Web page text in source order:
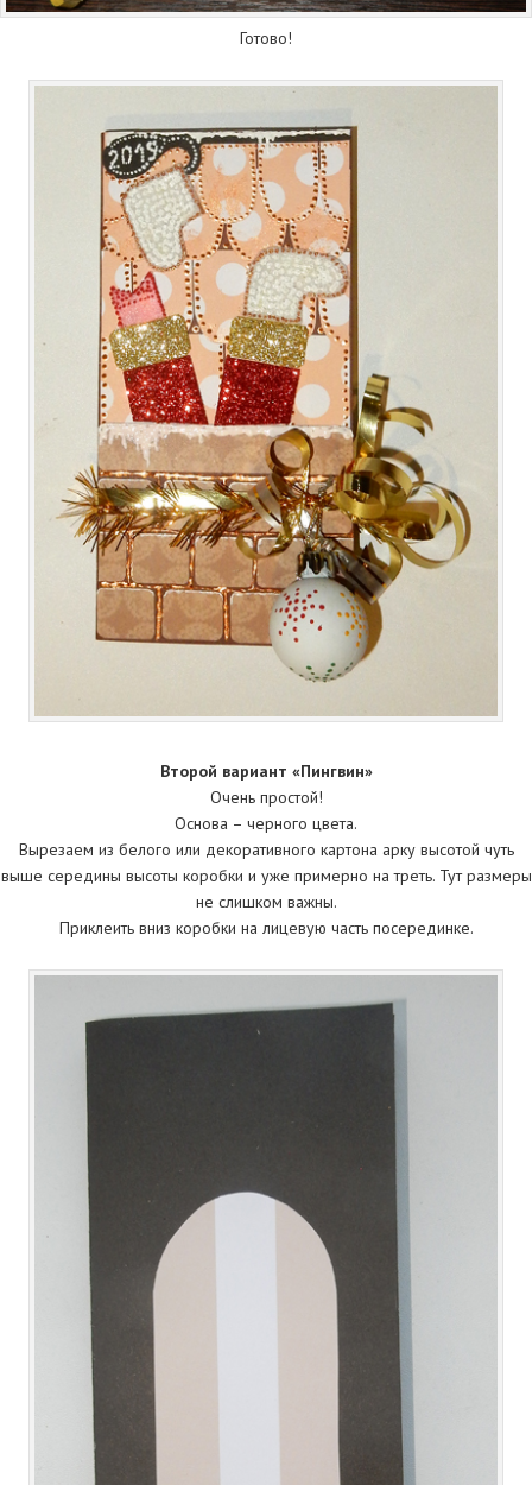
Готово!
Второй вариант «Пингвин»
Очень простой!
Основа – черного цвета.
Вырезаем из белого или декоративного картона арку высотой чуть
выше середины высоты коробки и уже примерно на треть. Тут размеры
не слишком важны.
Приклеить вниз коробки на лицевую часть посерединке.